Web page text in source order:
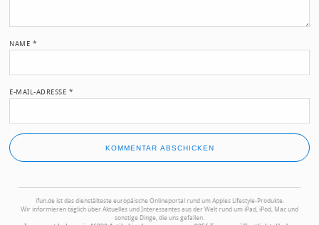
NAME *
E-MAIL-ADRESSE *
ifun.de ist das dienstälteste europäische Onlineportal rund um Apples Lifestyle-Produkte.
Wir informieren täglich über Aktuelles und Interessantes aus der Welt rund um iPad, iPod, Mac und
sonstige Dinge, die uns gefallen.